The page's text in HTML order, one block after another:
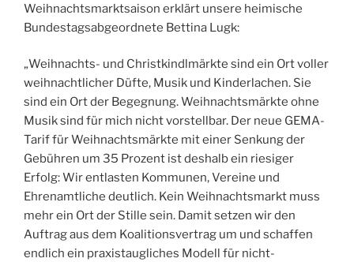
Weihnachtsmarktsaison erklärt unsere heimische
Bundestagsabgeordnete Bettina Lugk:
„Weihnachts- und Christkindlmärkte sind ein Ort voller
weihnachtlicher Düfte, Musik und Kinderlachen. Sie
sind ein Ort der Begegnung. Weihnachtsmärkte ohne
Musik sind für mich nicht vorstellbar. Der neue GEMA-
Tarif für Weihnachtsmärkte mit einer Senkung der
Gebühren um 35 Prozent ist deshalb ein riesiger
Erfolg: Wir entlasten Kommunen, Vereine und
Ehrenamtliche deutlich. Kein Weihnachtsmarkt muss
mehr ein Ort der Stille sein. Damit setzen wir den
Auftrag aus dem Koalitionsvertrag um und schaffen
endlich ein praxistaugliches Modell für nicht-